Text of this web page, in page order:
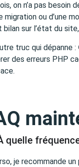
on n’a pas besoin
migration ou d’une
sur l’état du
truc qui dépanne :
des erreurs PHP
quelle
je recommande